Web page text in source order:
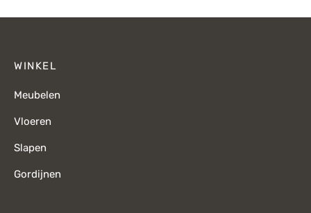
WINKEL
Meubelen
Vloeren
Slapen
Gordijnen